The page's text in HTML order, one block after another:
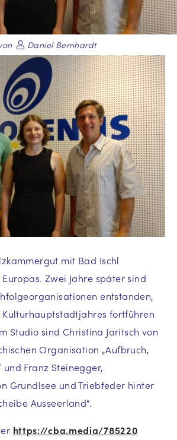
Daniel Bernhardt
mit Bad Ischl
Zwei Jahre später sind
entstanden,
fortführen
Studio sind Christina Jaritsch von
Organisation „Aufbruch,
und Franz Steinegger,
Grundlsee und Triebfeder hinter
Ausseerland“.
https://cba.media/785220